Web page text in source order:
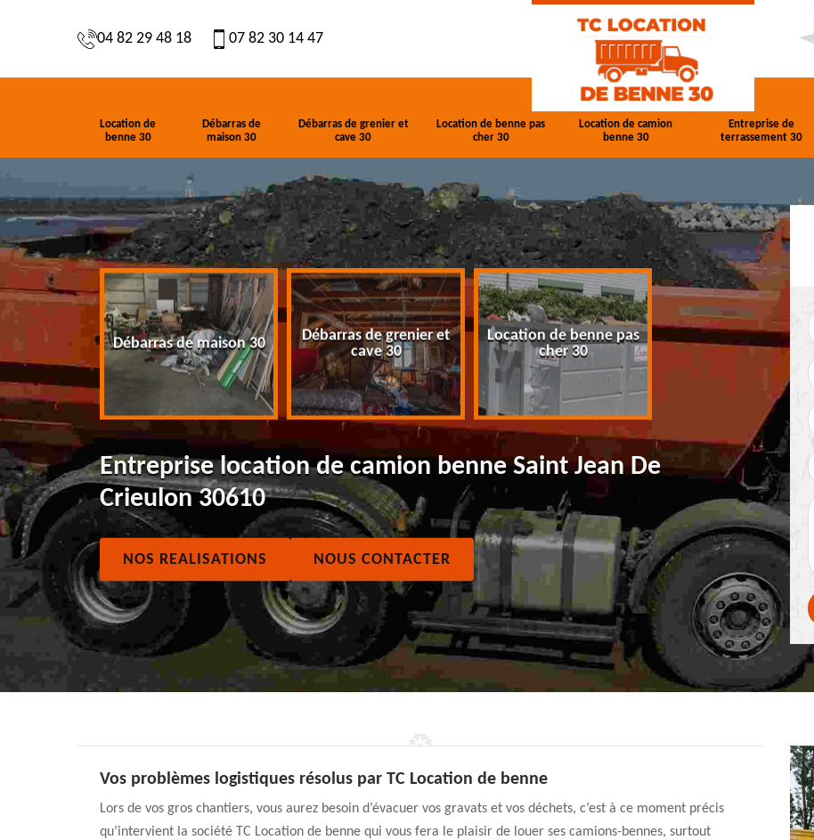
04 82 29 48 18 07 82 30 14 47
Location de
benne 30
Débarras de
maison 30
Débarras de grenier et
cave 30
Location de benne pas
cher 30
Location de camion
benne 30
Entreprise de
terrassement 30
benne 30 Débarras de maison 30
Débarras de grenier et
cave 30
Location de benne pas
cher 30
Location de camion
benne 30
Entreprise location de camion benne Saint Jean De
Crieulon 30610
NOS REALISATIONS NOUS CONTACTER
Vos problèmes logistiques résolus par TC Location de benne
Lors de vos gros chantiers, vous aurez besoin d’évacuer vos gravats et vos déchets, c’est à ce moment précis
qu’intervient la société TC Location de benne qui vous fera le plaisir de louer ses camions-bennes, surtout